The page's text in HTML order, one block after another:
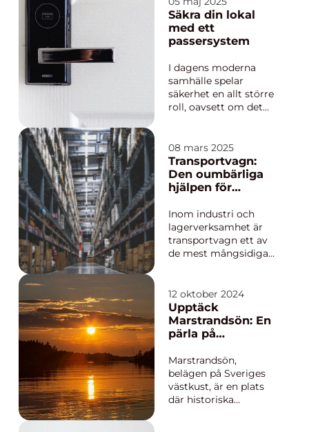
för dem som vill
förena funktion med
estetik i sitt boende.
man inte ...
Säkra din lokal
med ett
passersystem
I dagens moderna
samhälle spelar
säkerhet en allt större
roll, oavsett om det
offentliga lokaler. Med
teknikens utveckling
har möjligheterna att
kontrollera tillträde till
08 mars 2025
Transportvagn:
Den oumbärliga
hjälpen för
Inom industri och
lagerverksamhet är
transportvagn ett av
de mest mångsidiga
underlättar
arbetsflödet genom
att effektivisera
transport och lagring
om det handlar om
att fly...
12 oktober 2024
Upptäck
Marstrandsön: En
pärla på
Marstrandsön,
belägen på Sveriges
västkust, är en plats
där historiska